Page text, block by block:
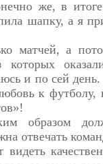
же, в
шапку, а я
матчей, а
и по сей день.
к футболу,
образом
отвечать